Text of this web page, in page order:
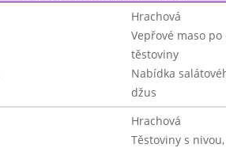
Hrachová
Vepřové maso
těstoviny
Nabídka
džus
Hrachová
Těstoviny s